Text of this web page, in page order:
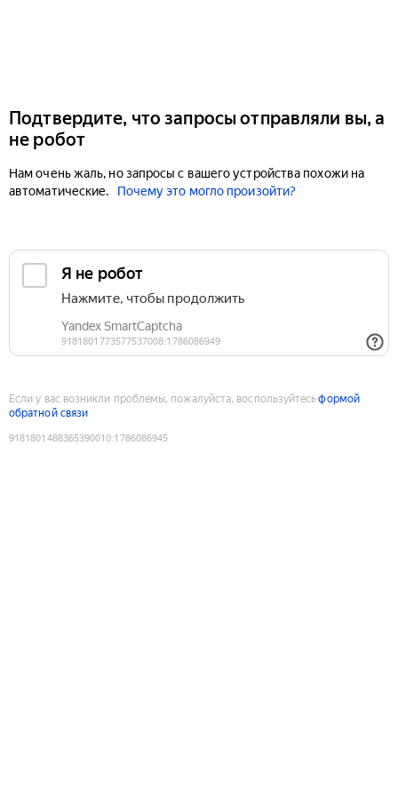
Подтвердите, что запросы отправляли вы, а
не робот
Нам очень жаль, но запросы с вашего устройства похожи на
автоматические.
Почему это могло произойти?
Если у вас возникли проблемы, пожалуйста, воспользуйтесьформой
обратной связи
9181801488365390010:1786086945